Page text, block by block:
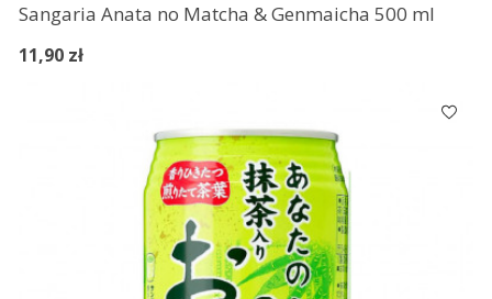
Sangaria Anata no Matcha & Genmaicha 500 ml
11,90 zł